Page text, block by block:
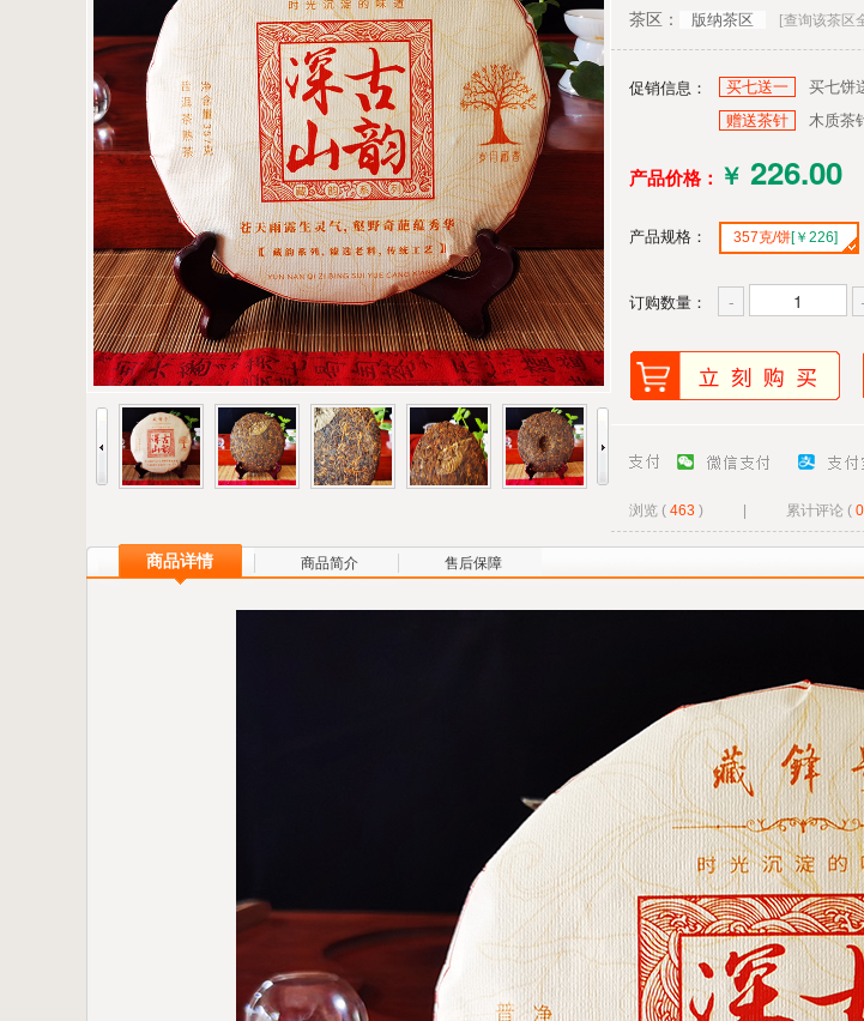
茶区： 版纳茶区 [查询该茶区
促销信息： 买七送一
买七饼
赠送茶针
木质茶
产品价格： ￥
产品规格： 357克/饼[￥226]
订购数量： -
浏览 ( 463 ) | 累计评论 ( 0
商品详情 商品简介 售后保障